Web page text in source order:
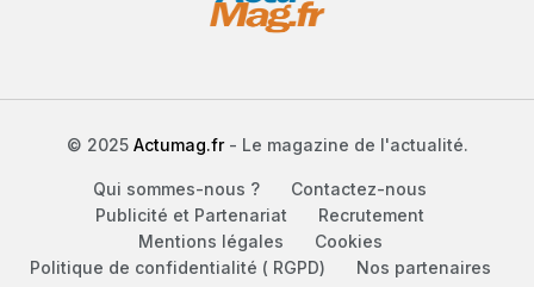
© 2025 Actumag.fr- Le magazine de l'actualité.
Qui sommes-nous ?
Contactez-nous
Publicité et Partenariat
Recrutement
Mentions légales
Cookies
Politique de confidentialité ( RGPD)
Nos partenaires